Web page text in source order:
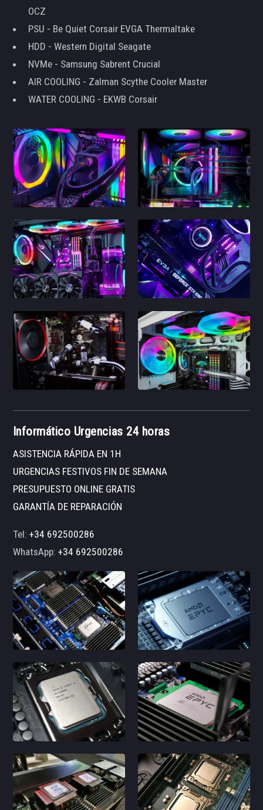
OCZ
PSU - Be Quiet Corsair EVGA Thermaltake
HDD - Western Digital Seagate
NVMe - Samsung Sabrent Crucial
AIR COOLING - Zalman Scythe Cooler Master
WATER COOLING - EKWB Corsair
Informático Urgencias 24 horas
ASISTENCIA RÁPIDA EN 1H
URGENCIAS FESTIVOS FIN DE SEMANA
PRESUPUESTO ONLINE GRATIS
GARANTÍA DE REPARACIÓN
Tel:+34 692500286
WhatsApp:+34 692500286